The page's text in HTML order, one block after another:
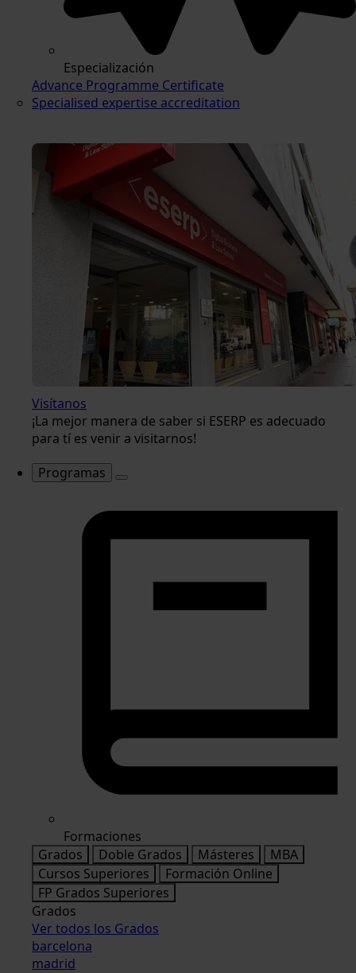
Especialización
Advance Programme Certificate
Specialised expertise accreditation
Visítanos
¡La mejor manera de saber si ESERP es adecuado
para tí es venir a visitarnos!
Programas
Formaciones
Grados
Doble Grados Másteres
MBA
Cursos Superiores
Formación Online
FP Grados Superiores
Grados
Ver todos los Grados
barcelona
madrid